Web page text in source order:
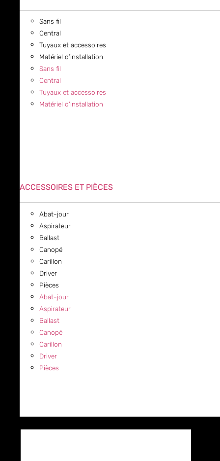
Sans fil
Central
Tuyaux et accessoires
Matériel d’installation
Sans fil
Central
Tuyaux et accessoires
Matériel d’installation
ACCESSOIRES ET PIÈCES
Abat-jour
Aspirateur
Ballast
Canopé
Carillon
Driver
Pièces
Abat-jour
Aspirateur
Ballast
Canopé
Carillon
Driver
Pièces